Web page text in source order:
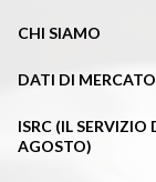
CHI SIAMO
DATI DI MERCATO
ISRC (IL SERVIZIO
AGOSTO)